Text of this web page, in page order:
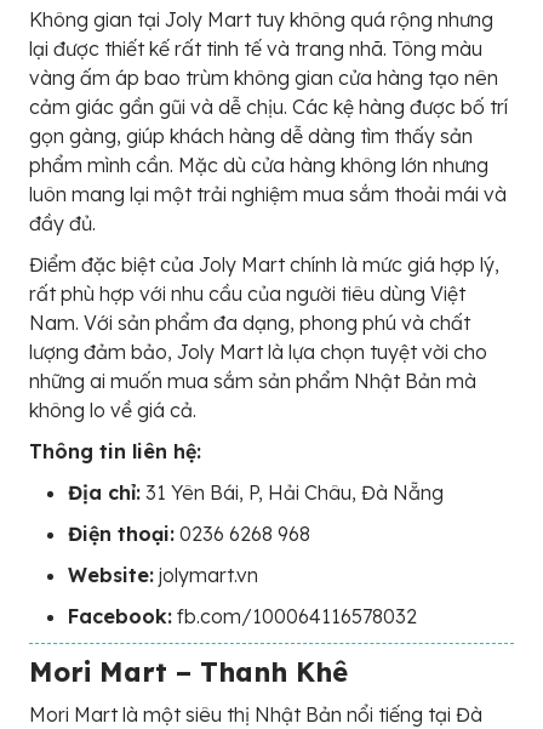
Không gian tại Joly Mart tuy không quá rộng nhưng
lại được thiết kế rất tinh tế và trang nhã. Tông màu
vàng ấm áp bao trùm không gian cửa hàng tạo nên
cảm giác gần gũi và dễ chịu. Các kệ hàng được bố trí
gọn gàng, giúp khách hàng dễ dàng tìm thấy sản
phẩm mình cần. Mặc dù cửa hàng không lớn nhưng
luôn mang lại một trải nghiệm mua sắm thoải mái và
đầy đủ.
Điểm đặc biệt của Joly Mart chính là mức giá hợp lý,
rất phù hợp với nhu cầu của người tiêu dùng Việt
Nam. Với sản phẩm đa dạng, phong phú và chất
lượng đảm bảo, Joly Mart là lựa chọn tuyệt vời cho
những ai muốn mua sắm sản phẩm Nhật Bản mà
không lo về giá cả.
Thông tin liên hệ:
Địa chỉ: 31 Yên Bái, P, Hải Châu, Đà Nẵng
Điện thoại: 0236 6268 968
Website: jolymart.vn
Facebook: fb.com/100064116578032
Mori Mart – Thanh Khê
Mori Mart là một siêu thị Nhật Bản nổi tiếng tại Đà